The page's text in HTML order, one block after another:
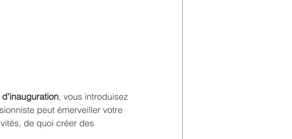
, vous introduisez
peut émerveiller votre
de quoi créer des